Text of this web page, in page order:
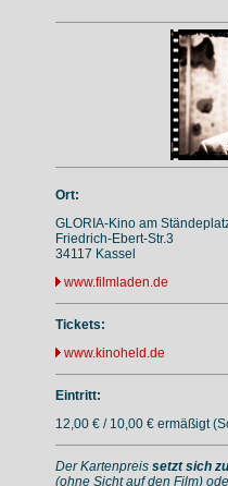
Ort:
GLORIA-Kino am
Friedrich-Ebert-Str.3
34117 Kassel
www.filmladen.de
Tickets:
www.kinoheld.de
Eintritt:
12,00 € / 10,00 € ermäßigt
Der Kartenpreis setzt sich
(ohne Sicht auf den Film)